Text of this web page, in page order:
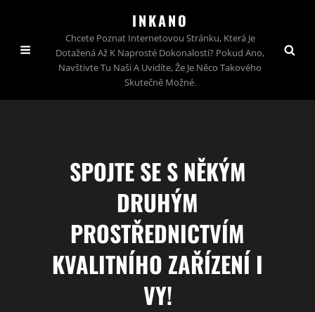
INKANO
Chcete Poznat Internetovou Stránku, Která Je
Dotažená Až K Naprosté Dokonalosti? Pokud Ano,
Navštivte Tu Naši A Uvidíte, Že Je Něco Takového
Skutečně Možné.
SPOJTE SE S NĚKÝM
DRUHÝM
PROSTŘEDNICTVÍM
KVALITNÍHO ZAŘÍZENÍ I
VY!